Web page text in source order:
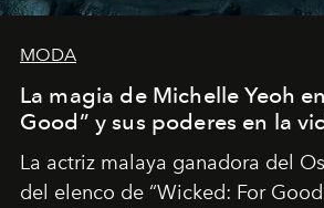
MODA
La magia de Michelle Yeoh
Good” y sus poderes en la
La actriz malaya ganadora del
del elenco de “Wicked: For